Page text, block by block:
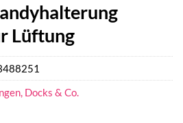
Lüftung
Docks & Co.